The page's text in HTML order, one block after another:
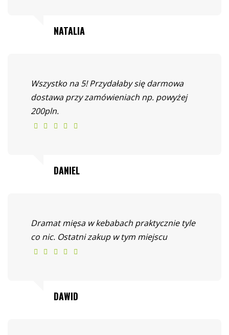
NATALIA
Wszystko na 5! Przydałaby się darmowa
dostawa przy zamówieniach np. powyżej
200pln.
DANIEL
Dramat mięsa w kebabach praktycznie tyle
co nic. Ostatni zakup w tym miejscu
DAWID